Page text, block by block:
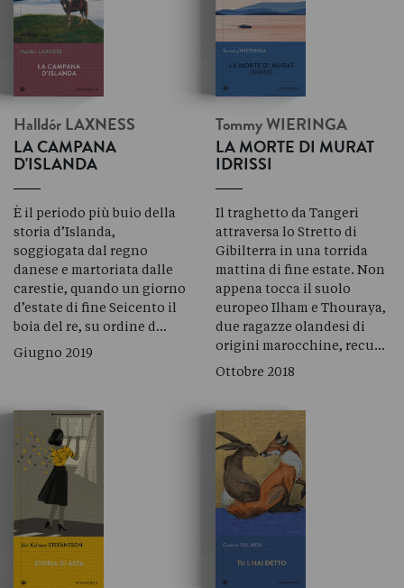
Halldór LAXNESS
LA CAMPANA
D'ISLANDA
È il periodo più buio della
storia d’Islanda,
soggiogata dal regno
danese e martoriata dalle
carestie, quando un giorno
d’estate di fine Seicento il
boia del re, su ordine d…
Giugno 2019
Tommy WIERINGA
LA MORTE DI MURAT
IDRISSI
Il traghetto da Tangeri
attraversa lo Stretto di
Gibilterra in una torrida
mattina di fine estate. Non
appena tocca il suolo
europeo Ilham e Thouraya,
due ragazze olandesi di
origini marocchine, recu…
Ottobre 2018